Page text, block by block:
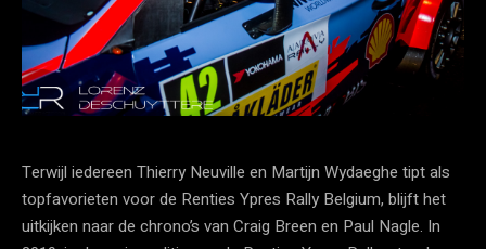
Terwijl iedereen Thierry Neuville en Martijn Wydaeghe tipt als
topfavorieten voor de Renties Ypres Rally Belgium, blijft het
uitkijken naar de chrono’s van Craig Breen en Paul Nagle. In